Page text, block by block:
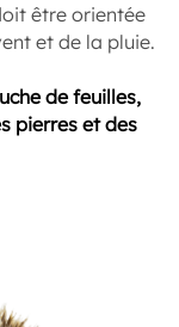
être orientée
et de la pluie.
de feuilles,
pierres et des